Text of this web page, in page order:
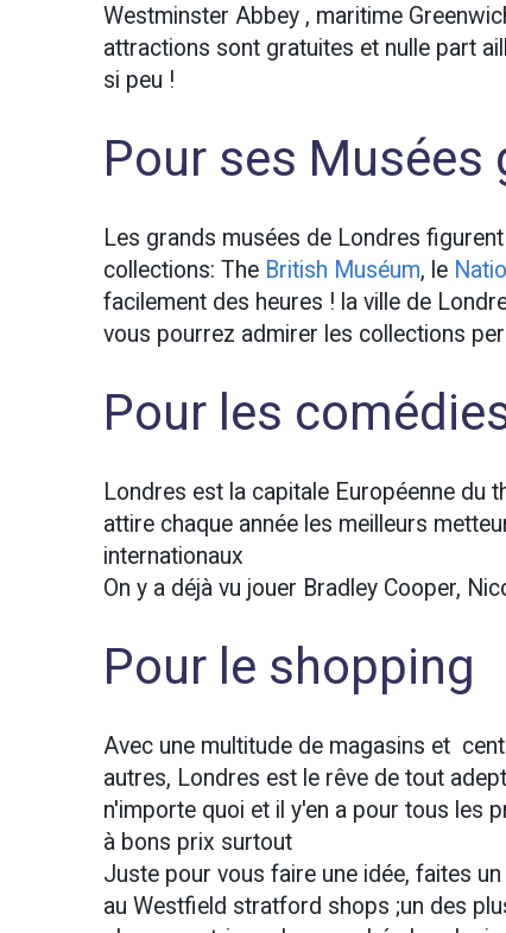
Westminster Abbey , maritime
attractions sont gratuites et nulle part
si peu !
Pour ses Musées
Les grands musées de Londres
collections: The British Muséum, le
facilement des heures ! la ville de
vous pourrez admirer les collections
Pour les
Londres est la capitale Européenne du
attire chaque année les meilleurs
internationaux
On y a déjà vu jouer Bradley Cooper,
Pour le shopping
Avec une multitude de magasins et
autres, Londres est le rêve de tout
n'importe quoi et il y'en a pour tous les
à bons prix surtout
Juste pour vous faire une idée, faites
au Westfield stratford shops ;un des